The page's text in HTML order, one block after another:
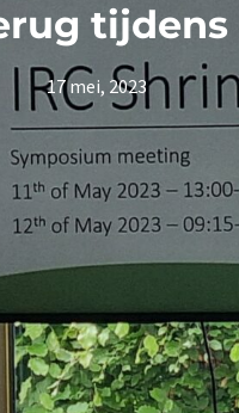
17 mei, 2023